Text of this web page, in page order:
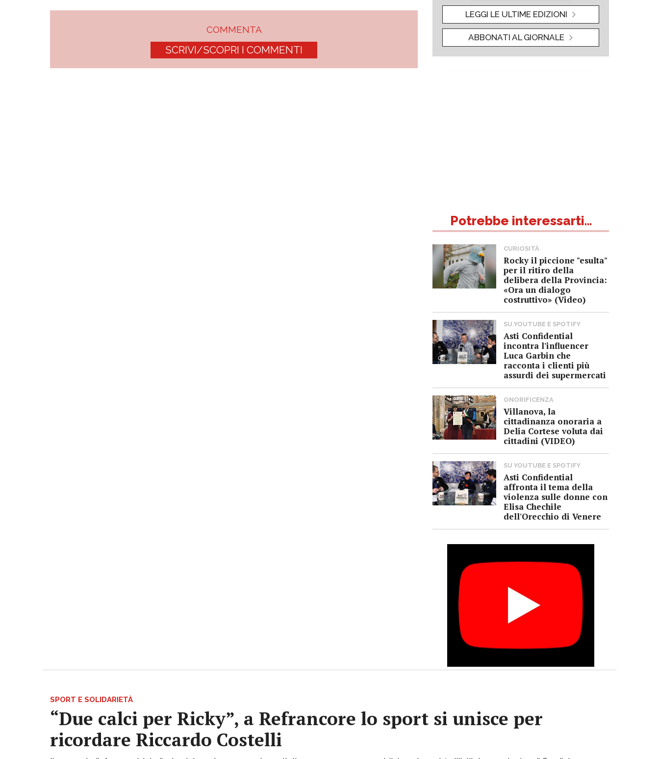
COMMENTA
SCRIVI/SCOPRI I COMMENTI
LEGGI LE ULTIME EDIZIONI
ABBONATI AL GIORNALE
Potrebbe interessarti...
CURIOSITÀ
Rocky il piccione "esulta"
per il ritiro della
delibera della Provincia:
«Ora un dialogo
costruttivo» (Video)
SU YOUTUBE E SPOTIFY
Asti Confidential
incontra l'influencer
Luca Garbin che
racconta i clienti più
assurdi dei supermercati
ONORIFICENZA
Villanova, la
cittadinanza onoraria a
Delia Cortese voluta dai
cittadini (VIDEO)
SU YOUTUBE E SPOTIFY
Asti Confidential
affronta il tema della
violenza sulle donne con
Elisa Chechile
dell'Orecchio di Venere
SPORT E SOLIDARIETÀ
“Due calci per Ricky”, a Refrancore lo sport si unisce per
ricordare Riccardo Costelli